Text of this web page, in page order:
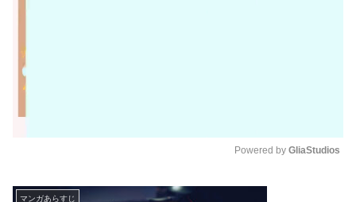
Powered by GliaStudios
マンガあらすじ